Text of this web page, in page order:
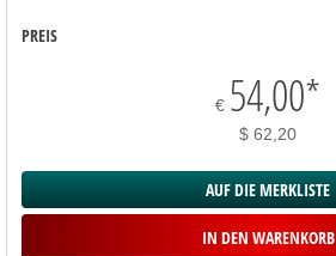
PREIS
€ 54,00*
$ 62,20
AUF DIE MERKLISTE
IN DEN WARENKORB